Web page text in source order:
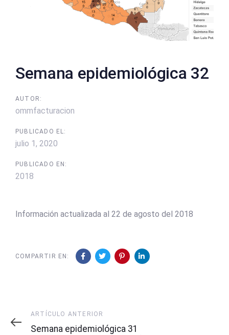
Semana epidemiológica 32
AUTOR:
ommfacturacion
PUBLICADO EL:
julio 1, 2020
PUBLICADO EN:
2018
Información actualizada al 22 de agosto del 2018
COMPARTIR EN:
Artículo
Anterior
ARTÍCULO ANTERIOR
Semana epidemiológica 31